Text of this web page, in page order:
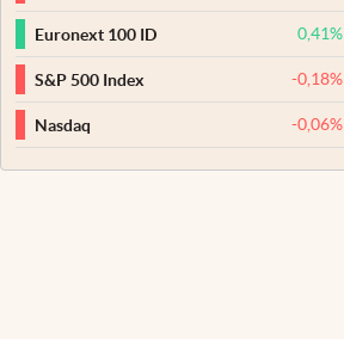
Euronext 100 ID 0,41%
S&P 500 Index -0,18%
Nasdaq -0,06%